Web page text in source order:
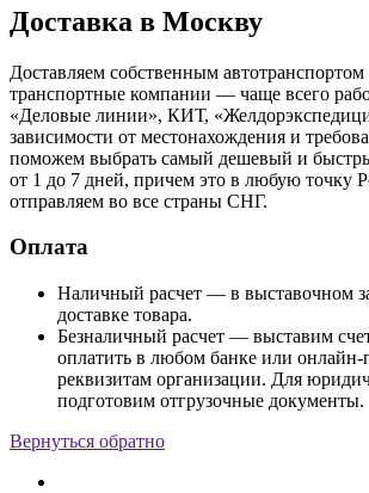
Доставка в Москву
Доставляем собственным автотранспортом
транспортные компании — чаще всего
«Деловые линии», КИТ,
зависимости от местонахождения и
поможем выбрать самый дешевый и
от 1 до 7 дней, причем это в любую точку
отправляем во все страны СНГ.
Оплата
Наличный расчет — в выставочном
доставке товара.
Безналичный расчет — выставим
оплатить в любом банке или онлайн-
реквизитам организации. Для
подготовим отгрузочные документы.
Вернуться обратно